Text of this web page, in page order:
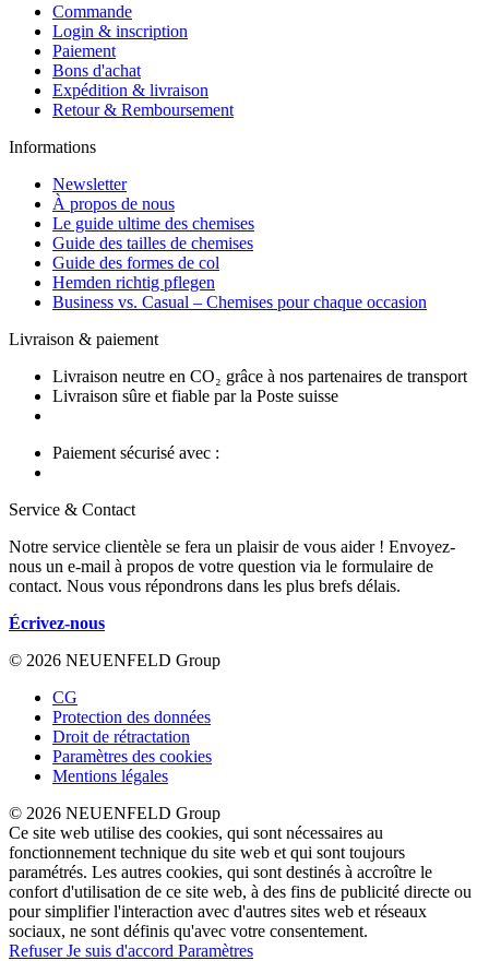
Commande
Login & inscription
Paiement
Bons d'achat
Expédition & livraison
Retour & Remboursement
Informations
Newsletter
À propos de nous
Le guide ultime des chemises
Guide des tailles de chemises
Guide des formes de col
Hemden richtig pflegen
Business vs. Casual – Chemises pour chaque occasion
Livraison & paiement
Livraison neutre en CO₂ grâce à nos partenaires de transport
Livraison sûre et fiable par la Poste suisse
Paiement sécurisé avec :
Service & Contact
Notre service clientèle se fera un plaisir de vous aider ! Envoyez-
nous un e-mail à propos de votre question via le formulaire de
contact. Nous vous répondrons dans les plus brefs délais.
Écrivez-nous
© 2026 NEUENFELD Group
CG
Protection des données
Droit de rétractation
Paramètres des cookies
Mentions légales
© 2026 NEUENFELD Group
Ce site web utilise des cookies, qui sont nécessaires au
fonctionnement technique du site web et qui sont toujours
paramétrés. Les autres cookies, qui sont destinés à accroître le
confort d'utilisation de ce site web, à des fins de publicité directe ou
pour simplifier l'interaction avec d'autres sites web et réseaux
sociaux, ne sont définis qu'avec votre consentement.
RefuserJe suis d'accord Paramètres